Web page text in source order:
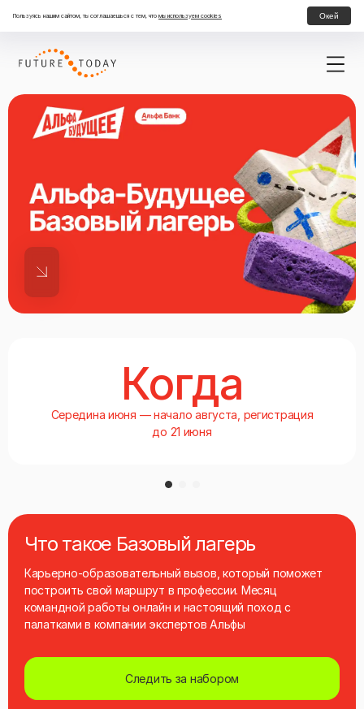
Пользуясь нашим сайтом, ты соглашаешься с тем, что мы используем cookies Окей
Стажировки в Альфа-БанкеГранты студентам Магистратуры
Когда
Середина июня — начало августа, регистрация
до 21 июня
Что такое Базовый лагерь
Карьерно‑образовательный вызов, который поможет
построить свой маршрут в профессии. Месяц
командной работы онлайн и настоящий поход с
палатками в компании экспертов Альфы
Следить за набором